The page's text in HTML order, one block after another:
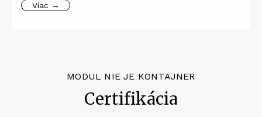
Viac →
MODUL NIE JE KONTAJNER
Certifikácia